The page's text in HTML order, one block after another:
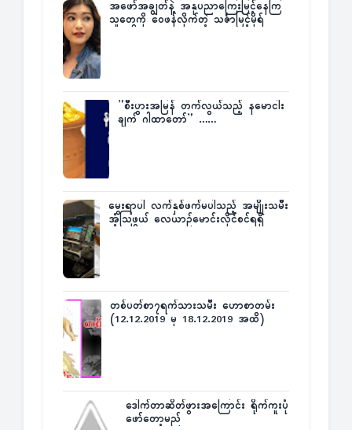
အဖော်အချွတ်နဲ့ အနုပညာကြေးမြင့်နေကြ
သူတွေကို ဝေဖန်လိုက်တဲ့ သင်္ဇာမြင့်မိုရ်
”စီးပွားအမြန် တက်လွယ်သည့် နမောငါး
ချက် ဂါထာတော်” ……
မွေးရာပါ လက်နှစ်ဖက်မပါသည့် အမျိုးသမီး
အံ့သြဖွယ် လေယာဉ်မောင်းလိုင်စင်ရရှိ
တစ်ပတ်စာ၇ရက်သားသမီး ဟောစာတမ်း
(12.12.2019 မှ 18.12.2019 အထိ)
ဒေါက်တာဆိတ်ဖွားအကြောင်း ရိုက်ကူးပုံ
ဖော်တော့မည်